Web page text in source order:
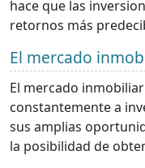
hace que las
retornos más
El mercado
El mercado
constantemente a
sus amplias
la posibilidad de